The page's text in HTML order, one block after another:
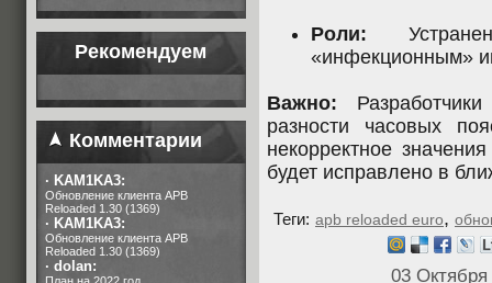
Рекомендуем
Комментарии
· KAM1KA3:
Обновление клиента APB
Reloaded 1.30 (1369)
· KAM1KA3:
Обновление клиента APB
Reloaded 1.30 (1369)
· dolan:
Роли:
«инфекционным»
Важно:
разности часовых
некорректное
будет исправлено в
Теги: apb reloaded euro,
03